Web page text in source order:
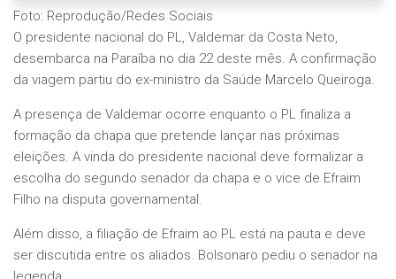
Foto: Reprodução/Redes Sociais
O presidente nacional do PL, Valdemar da Costa Neto,
desembarca na Paraíba no dia 22 deste mês. A confirmação
da viagem partiu do ex-ministro da Saúde Marcelo Queiroga.
A presença de Valdemar ocorre enquanto o PL finaliza a
formação da chapa que pretende lançar nas próximas
eleições. A vinda do presidente nacional deve formalizar a
escolha do segundo senador da chapa e o vice de Efraim
Filho na disputa governamental.
Além disso, a filiação de Efraim ao PL está na pauta e deve
ser discutida entre os aliados. Bolsonaro pediu o senador na